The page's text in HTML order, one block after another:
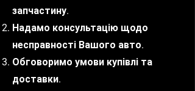
та бюджету.
запчастину.
Надамо консультацію щодо
несправності Вашого авто.
Обговоримо умови купівлі та
доставки.